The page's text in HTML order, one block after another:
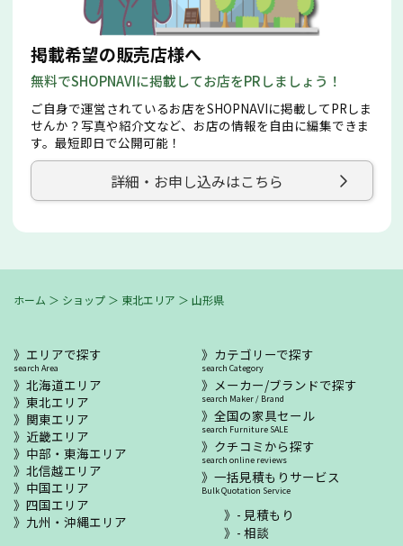
掲載希望の販売店様へ
無料でSHOPNAVIに掲載してお店をPRしましょう！
ご自身で運営されているお店をSHOPNAVIに掲載してPRしま
せんか？写真や紹介文など、お店の情報を自由に編集できま
す。最短即日で公開可能！
詳細・お申し込みはこちら
ホーム ＞ ショップ ＞ 東北エリア ＞ 山形県
エリアで探す
search Area
北海道エリア
東北エリア
関東エリア
近畿エリア
中部・東海エリア
北信越エリア
中国エリア
四国エリア
九州・沖縄エリア
カテゴリーで探す
search Category
メーカー/ブランドで探す
search Maker / Brand
全国の家具セール
search Furniture SALE
クチコミから探す
search online reviews
一括見積もりサービス
Bulk Quotation Service
- 見積もり
- 相談